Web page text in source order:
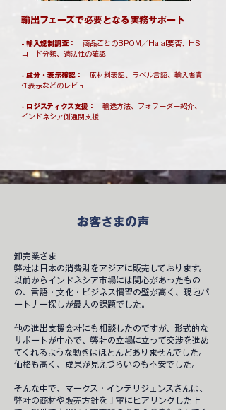
輸出フェーズで必要となる実務サポート
- 輸入規制調査： 商品ごとのBPOM／Halal要否、HS
コード分類、適法性の確認
- 成分・表示確認： 原材料表記、ラベル言語、輸入者責
任表示などのレビュー
- ロジスティクス支援： 輸送方法、フォワーダー紹介、
インドネシア側通関支援
お客さまの声
卸売業さま​​
弊社は日本の消費財をアジアに販売しております。
以前からインドネシア市場には関心があったもの
の、言語・文化・ビジネス慣習の壁が高く、現地パ
ートナー探しが最大の課題でした。
他の進出支援会社にも相談したのですが、形式的な
サポートが中心で、弊社の立場に立って交渉を進め
てくれるような動きはほとんどありませんでした。
価格も高く、成果が見えづらいのも不安でした。
そんな中で、マークス・インテリジェンスさんは、
弊社の商材や販売方針を丁寧にヒアリングした上